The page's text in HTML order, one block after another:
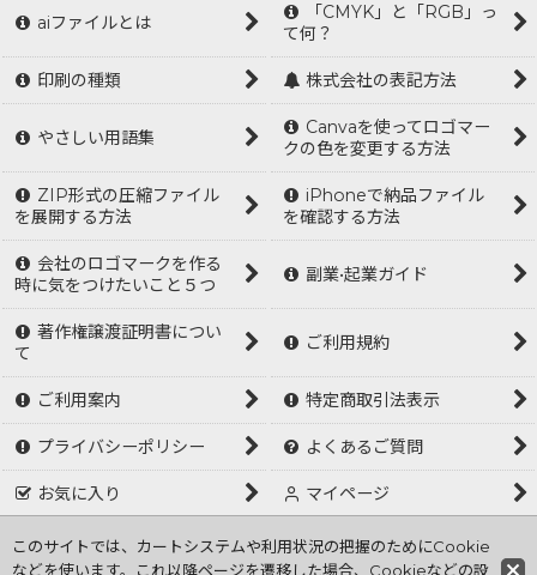
aiファイルとは
「CMYK」と「RGB」っ
て何？
印刷の種類 株式会社の表記方法
やさしい用語集
Canvaを使ってロゴマー
クの色を変更する方法
ZIP形式の圧縮ファイル
を展開する方法
iPhoneで納品ファイル
を確認する方法
会社のロゴマークを作る
時に気をつけたいこと５つ
副業•起業ガイド
著作権譲渡証明書につい
て
ご利用規約
ご利用案内 特定商取引法表示
プライバシーポリシー よくあるご質問
お気に入り マイページ
ログイン
このサイトでは、カートシステムや利用状況の把握のためにCookie
などを使います。これ以降ページを遷移した場合、Cookieなどの設